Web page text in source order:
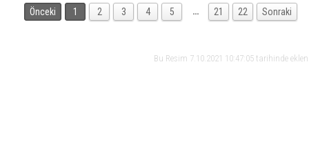
Önceki 1 2 3 4 5 … 21 22 Sonraki
Bu Resim 7.10.2021 10:47:05 tarihinde